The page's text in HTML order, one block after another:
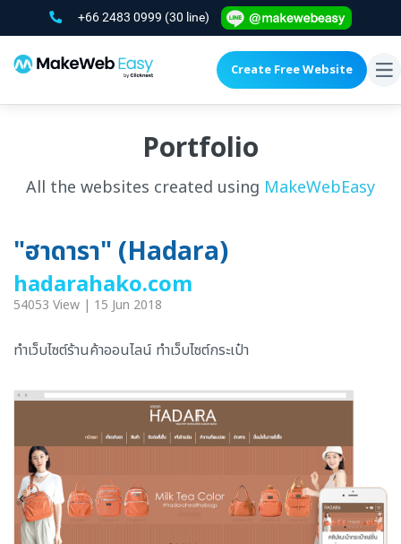
+66 2483 0999 (30 line)
Create Free Website
Portfolio
All the websites created using MakeWebEasy
"ฮาดารา" (Hadara)
hadarahako.com
54053 View | 15 Jun 2018
ทำเว็บไซต์ร้านค้าออนไลน์ ทำเว็บไซต์กระเป๋า